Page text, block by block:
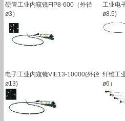
硬管工业内窥镜FIP8-600（外径
ø3）
工业电
ø8.5)
电子工业内窥镜VIE13-10000(外径
ø13)
纤维工
ø6）